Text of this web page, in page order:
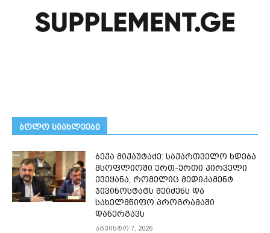
ᲑᲝᲚᲝ ᲡᲘᲐᲮᲚᲔᲔᲑᲘ
ბექა მიქაუტაძე: საქართველო ხდება
მსოფლიოში ერთ-ერთი პირველი
ქვეყანა, რომელიც მედიკამენტ
ჯივინოსტატს შეიძენს და
სახელმწიფო პროგრამაში
დანერგავს
აგვისტო 7, 2026